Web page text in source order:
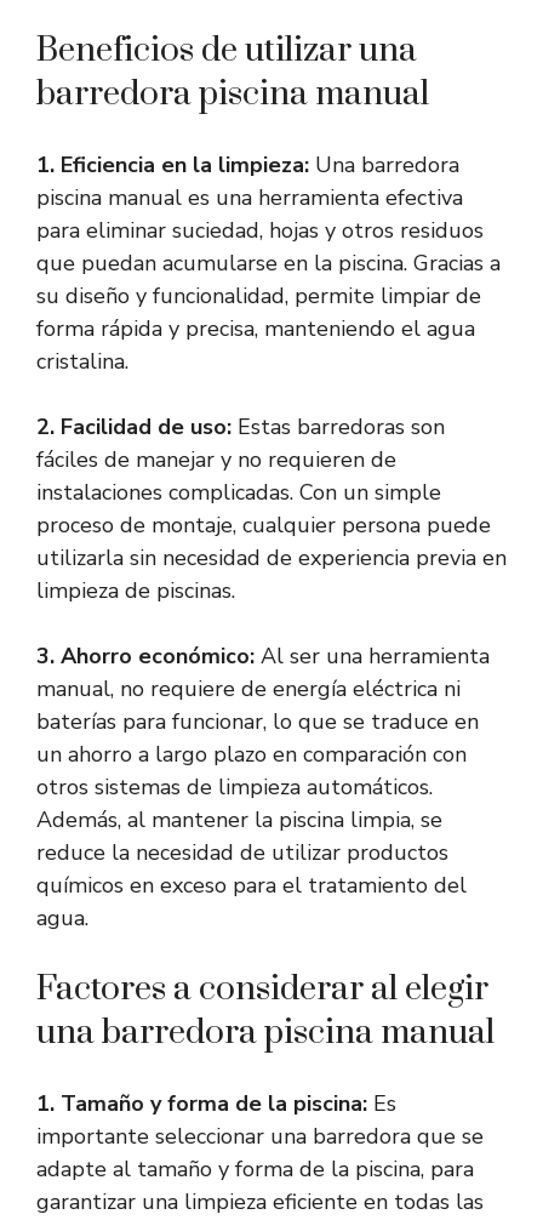
Beneficios de utilizar una
barredora piscina manual
1. Eficiencia en la limpieza: Una barredora
piscina manual es una herramienta efectiva
para eliminar suciedad, hojas y otros residuos
que puedan acumularse en la piscina. Gracias a
su diseño y funcionalidad, permite limpiar de
forma rápida y precisa, manteniendo el agua
cristalina.
2. Facilidad de uso: Estas barredoras son
fáciles de manejar y no requieren de
instalaciones complicadas. Con un simple
proceso de montaje, cualquier persona puede
utilizarla sin necesidad de experiencia previa en
limpieza de piscinas.
3. Ahorro económico: Al ser una herramienta
manual, no requiere de energía eléctrica ni
baterías para funcionar, lo que se traduce en
un ahorro a largo plazo en comparación con
otros sistemas de limpieza automáticos.
Además, al mantener la piscina limpia, se
reduce la necesidad de utilizar productos
químicos en exceso para el tratamiento del
agua.
Factores a considerar al elegir
una barredora piscina manual
1. Tamaño y forma de la piscina: Es
importante seleccionar una barredora que se
adapte al tamaño y forma de la piscina, para
garantizar una limpieza eficiente en todas las